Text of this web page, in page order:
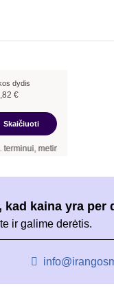
dydis
€
Skaičiuoti
palūkanų norma –
kad kaina yra per
ir galime derėtis.